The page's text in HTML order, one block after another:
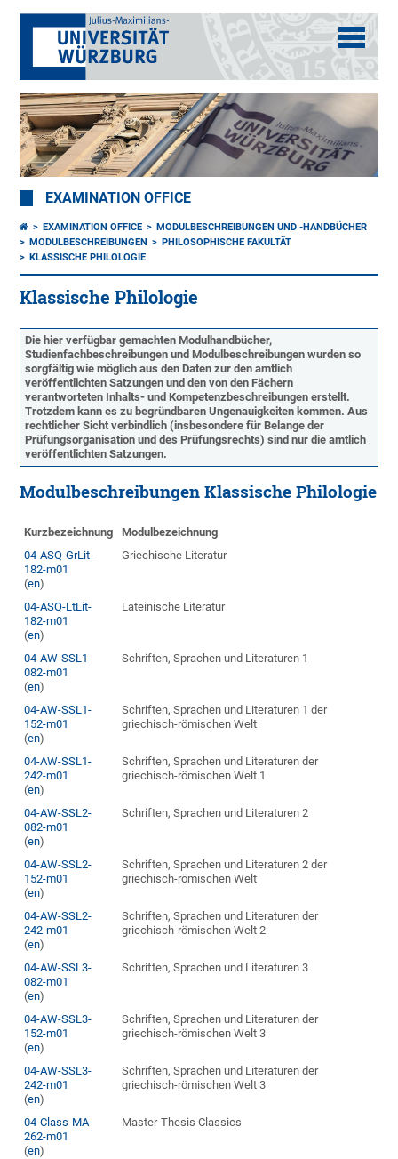
EXAMINATION OFFICE
EXAMINATION OFFICE
MODULBESCHREIBUNGEN UND -HANDBÜCHER
MODULBESCHREIBUNGEN
PHILOSOPHISCHE FAKULTÄT
KLASSISCHE PHILOLOGIE
Klassische Philologie
Die hier verfügbar gemachten Modulhandbücher,
Studienfachbeschreibungen und Modulbeschreibungen wurden so
sorgfältig wie möglich aus den Daten zur den amtlich
veröffentlichten Satzungen und den von den Fächern
verantworteten Inhalts- und Kompetenzbeschreibungen erstellt.
Trotzdem kann es zu begründbaren Ungenauigkeiten kommen. Aus
rechtlicher Sicht verbindlich (insbesondere für Belange der
Prüfungsorganisation und des Prüfungsrechts) sind nur die amtlich
veröffentlichten Satzungen.
Modulbeschreibungen Klassische Philologie
Kurzbezeichnung
Modulbezeichnung
04-ASQ-GrLit-
182-m01
(en)
Griechische Literatur
04-ASQ-LtLit-
182-m01
(en)
Lateinische Literatur
04-AW-SSL1-
082-m01
(en)
Schriften, Sprachen und Literaturen 1
04-AW-SSL1-
152-m01
(en)
Schriften, Sprachen und Literaturen 1 der
griechisch-römischen Welt
04-AW-SSL1-
242-m01
(en)
Schriften, Sprachen und Literaturen der
griechisch-römischen Welt 1
04-AW-SSL2-
082-m01
(en)
Schriften, Sprachen und Literaturen 2
04-AW-SSL2-
152-m01
(en)
Schriften, Sprachen und Literaturen 2 der
griechisch-römischen Welt
04-AW-SSL2-
242-m01
(en)
Schriften, Sprachen und Literaturen der
griechisch-römischen Welt 2
04-AW-SSL3-
082-m01
(en)
Schriften, Sprachen und Literaturen 3
04-AW-SSL3-
152-m01
(en)
Schriften, Sprachen und Literaturen der
griechisch-römischen Welt 3
04-AW-SSL3-
242-m01
(en)
Schriften, Sprachen und Literaturen der
griechisch-römischen Welt 3
04-Class-MA-
262-m01
(en)
Master-Thesis Classics